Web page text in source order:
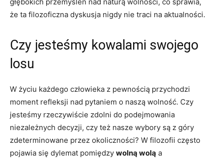
że ta filozoficzna dyskusja​ nigdy nie traci na aktualności.
Czy jesteśmy kowalami swojego
losu
W ⁢życiu każdego ​człowieka z pewnością ‌przychodzi
moment refleksji nad ⁣pytaniem o naszą wolność. Czy
jesteśmy rzeczywiście zdolni do podejmowania
niezależnych decyzji, czy też nasze wybory ⁣są ‍z góry
zdeterminowane ⁢przez okoliczności?⁤ W filozofii⁢ często
pojawia się dylemat pomiędzy wolną ‌wolą a ⁢